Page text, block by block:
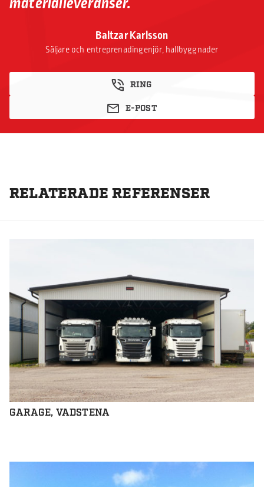
Baltzar Karlsson
Säljare och entreprenadingenjör, hallbyggnader
RING
E-POST
RELATERADE REFERENSER
GARAGE, VADSTENA